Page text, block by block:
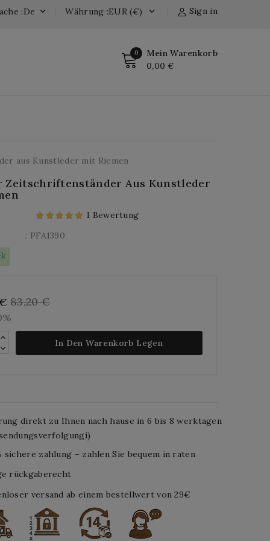
Sign in
Währung :EUR (€) 
:de 
0 Mein Warenkorb
0,00 €
aus Kunstleder mit Riemen
Zeitschriftenständer Aus Kunstleder
1 Bewertung
: PFA1390
83,20 €
In Den Warenkorb Legen
direkt zu Ihnen nach hause in 6 bis 8 werktagen
sichere zahlung – zahlen Sie bequem in raten
rückgaberecht
versand ab einem bestellwert von 29€